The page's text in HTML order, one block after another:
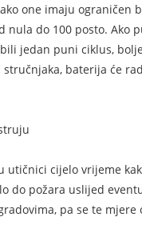
one imaju ograničen
do 100 posto. Ako
jedan puni ciklus,
baterija će
utičnici cijelo vrijeme
do požara uslijed
pa se te